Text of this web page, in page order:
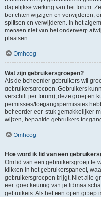
dagelijkse werking van het forum.
berichten wijzigen en verwijderen;
splitsen en verwijderen. In het
mensen niet van het onderwerp
plaatsen.
Omhoog
Wat zijn gebruikersgroepen?
Als de beheerder gebruikers wil
gebruikersgroepen. Gebruikers
verschilt per forum), deze groepen
permissies/toegangspermissies
beheerder een stuk gemakkelijker
wijzen, bepaalde gebruikers
Omhoog
Hoe word ik lid van een
Om lid van een gebruikersgroep te
klikken in het gebruikerspaneel,
gebruikersgroepen krijgt. Niet alle
een goedkeuring van je
gebruikers. Als het een open groep